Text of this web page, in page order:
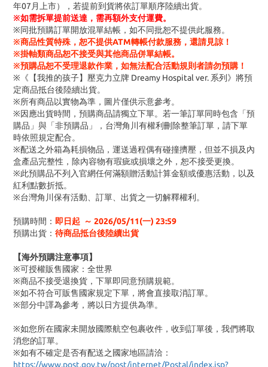
年07月上市），若提前到貨將依訂單順序陸續出貨。
※如需拆單提前送達，需再額外支付運費。
※同批預購訂單開放混單結帳，如不同批恕不提供此服務。
※商品性質特殊，恕不提供ATM轉帳付款服務，還請見諒！
※掛軸類商品恕不接受與其他商品併單結帳。
※預購品恕不受理退款作業，如無法配合活動規則者請勿預購！
※《【我推的孩子】壓克力立牌 Dreamy Hospital ver. 系列》將預
定商品抵台後陸續出貨。
※所有商品以實物為準，圖片僅供示意參考。
※因應出貨時間，預購商品請獨立下單。若一筆訂單同時包含「預
購品」與「非預購品」，台灣角川有權利刪除整筆訂單，請下單
時依照規定配合。
※配送之外箱為耗損物品，運送過程偶有碰撞擠壓，但並不損及內
盒產品完整性，除內容物有瑕疵或損壞之外，恕不接受更換。
※此預購品不列入官網任何滿額贈活動計算金額或優惠活動，以及
紅利點數折抵。
※台灣角川保有活動、訂單、出貨之一切解釋權利。
預購時間： 即日起 ～ 2026/05/11(一) 23:59
預購出貨： 待商品抵台後陸續出貨
【海外預購注意事項】
※可授權販售國家：全世界
※商品不接受退換貨，下單即同意預購規範。
※如不符合可販售國家規定下單，將會直接取消訂單。
※部分中譯為參考，將以日方提供為準。
※如您所在國家未開放國際航空包裹收件，收到訂單後，我們將取
消您的訂單。
※如有不確定是否有配送之國家地區請洽：
https://www.post.gov.tw/post/internet/Postal/index.jsp?